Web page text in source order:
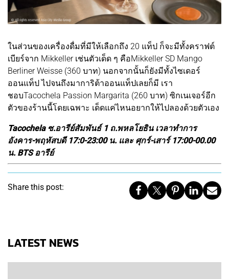
ในส่วนของเครื่องดื่มที่มีให้เลือกถึง 20 แท็ป ก็จะมีทั้งคราฟต์
เบียร์จาก Mikkeller เช่นตัวเด็ด ๆ คือMikkeller SD Mango
Berliner Weisse (360 บาท) นอกจากนั้นก็ยังมีทั้งไซเดอร์
ออนแท็ป ไปจนถึงมาการิต้าออนแท็ปเลยก็มี เรา
ชอบTacochela Passion Margarita (260 บาท) ซิกเนเจอร์อีก
ตัวของร้านนี้โดยเฉพาะ เด็ดแค่ไหนอยากให้ไปลองด้วยตัวเอง
Tacochela ซ.อารีย์สัมพันธ์ 1 ถ.พหลโยธิน เวลาทำการ
อังคาร-พฤหัสบดี 17:0-23:00 น. และ ศุกร์-เสาร์ 17:00-00.00
น. BTS อารีย์
Share this post:
LATEST NEWS